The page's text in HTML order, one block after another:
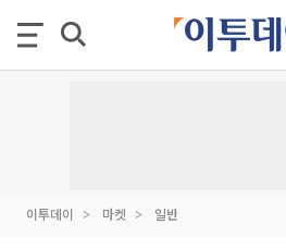
이투데이 마켓 일반